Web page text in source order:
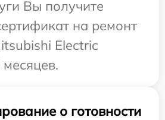
Вы получите
на ремонт
Electric
о готовности